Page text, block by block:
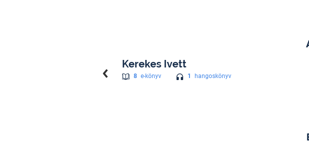
Kerekes Ivett
8 e-könyv 1 hangoskönyv